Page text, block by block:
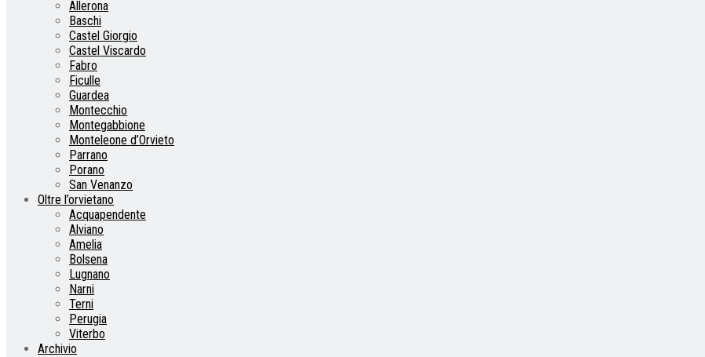
Allerona
Baschi
Castel Giorgio
Castel Viscardo
Fabro
Ficulle
Guardea
Montecchio
Montegabbione
Monteleone d’Orvieto
Parrano
Porano
San Venanzo
Oltre l’orvietano
Acquapendente
Alviano
Amelia
Bolsena
Lugnano
Narni
Terni
Perugia
Viterbo
Archivio